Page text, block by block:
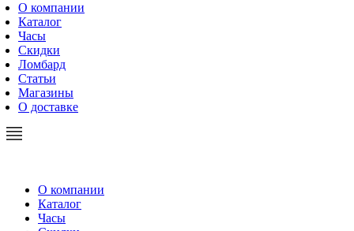
О компании
Каталог
Часы
Скидки
Ломбард
Статьи
Магазины
О доставке
О компании
Каталог
Часы